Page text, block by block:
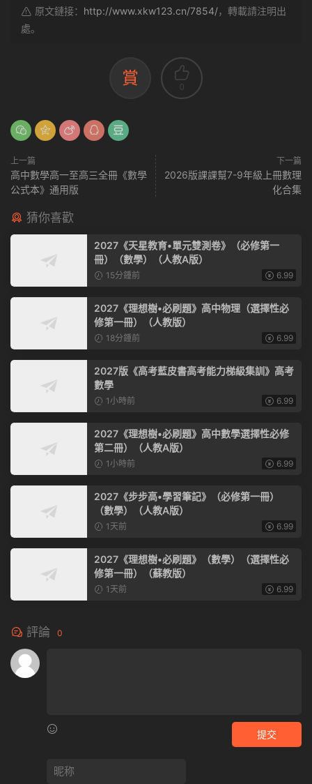
原文鏈接： http://www.xkw123.cn/7854/，轉載請注明出
處。
賞 0
上一篇
高中數學高一至高三全冊《數學
公式本》通用版
下一篇
2026版課課幫7-9年級上冊數理
化合集
猜你喜歡
2027《天星教育•單元雙測卷》（必修第一
冊）（數學）（人教A版）
15分鍾前 6.99
2027《理想樹•必刷題》高中物理（選擇性必
修第一冊）（人教版）
18分鍾前 6.99
2027版《高考藍皮書高考能力梯級集訓》高考
數學
1小時前 6.99
2027《理想樹•必刷題》高中數學選擇性必修
第二冊）（人教A版）
1小時前 6.99
2027《步步高•學習筆記》（必修第一冊）
（數學）（人教A版）
1天前 6.99
2027《理想樹•必刷題》（數學）（選擇性必
修第一冊）（蘇教版）
1天前 6.99
評論 0
提交